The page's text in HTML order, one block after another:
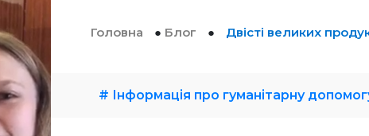
Головна ● Блог ● Двісті великих
# Інформація про гуманітарну